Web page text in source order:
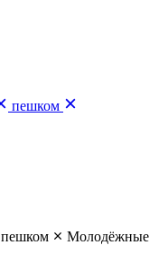
пешком
пешком Молодёжные